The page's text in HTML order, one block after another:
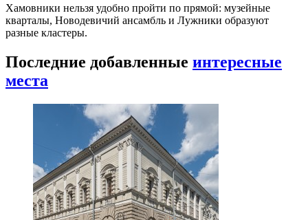
Хамовники нельзя удобно пройти по прямой: музейные
кварталы, Новодевичий ансамбль и Лужники образуют
разные кластеры.
Последние добавленные интересные
места